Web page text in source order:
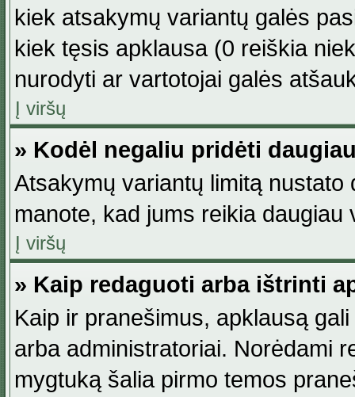
kiek atsakymų variantų galės
kiek tęsis apklausa (0 reiškia
nurodyti ar vartotojai galės
Į viršų
» Kodėl negaliu pridėti
Atsakymų variantų limitą
manote, kad jums reikia daugiau
Į viršų
» Kaip redaguoti arba ištrinti
Kaip ir pranešimus, apklausą
arba administratoriai. Norėdami
mygtuką šalia pirmo temos